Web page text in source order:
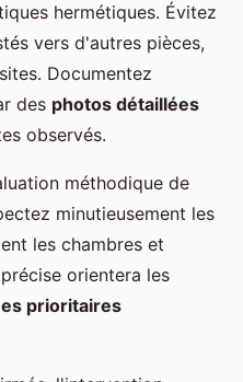
hermétiques. Évitez
vers d'autres pièces,
Documentez
des photos détaillées
observés.
méthodique de
minutieusement les
les chambres et
orientera les
prioritaires